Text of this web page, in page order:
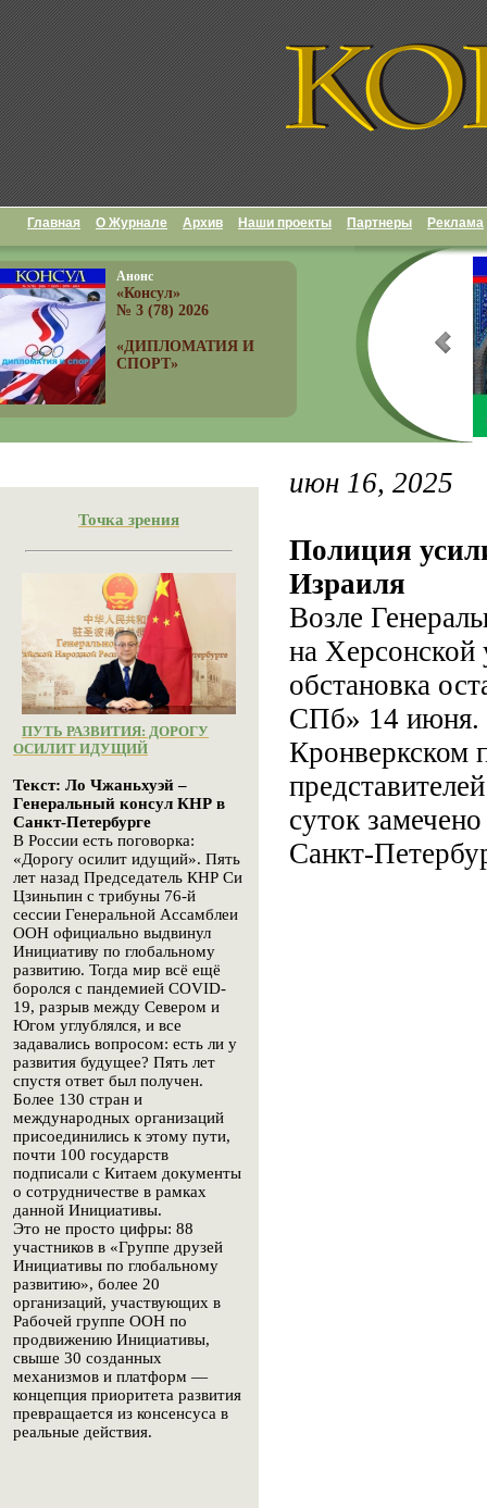
Главная О Журнале Архив Наши проекты Партнеры Реклама
Анонс
«Консул»
№ 3 (78) 2026
«ДИПЛОМАТИЯ И
СПОРТ»
Точка зрения
ПУТЬ РАЗВИТИЯ: ДОРОГУ
ОСИЛИТ ИДУЩИЙ
Текст: Ло Чжаньхуэй –
Генеральный консул КНР в
Санкт-Петербурге
В России есть поговорка:
«Дорогу осилит идущий». Пять
лет назад Председатель КНР Си
Цзиньпин с трибуны 76-й
сессии Генеральной Ассамблеи
ООН официально выдвинул
Инициативу по глобальному
развитию. Тогда мир всё ещё
боролся с пандемией COVID-
19, разрыв между Севером и
Югом углублялся, и все
задавались вопросом: есть ли у
развития будущее? Пять лет
спустя ответ был получен.
Более 130 стран и
международных организаций
присоединились к этому пути,
почти 100 государств
подписали с Китаем документы
о сотрудничестве в рамках
данной Инициативы.
Это не просто цифры: 88
участников в «Группе друзей
Инициативы по глобальному
развитию», более 20
организаций, участвующих в
Рабочей группе ООН по
продвижению Инициативы,
свыше 30 созданных
механизмов и платформ —
концепция приоритета развития
превращается из консенсуса в
реальные действия.
июн 16, 2025
Полиция
Израиля
Возле
на
обстановка
СПб» 14 июня.
Кронверкском
суток
Санкт-